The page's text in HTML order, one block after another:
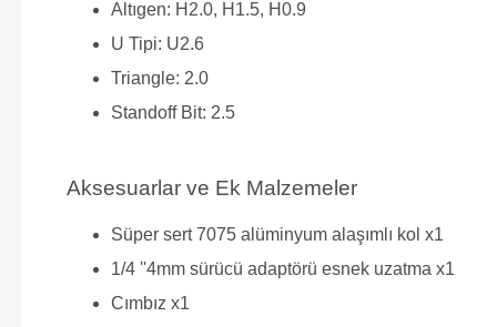
Altıgen: H2.0, H1.5, H0.9
U Tipi: U2.6
Triangle: 2.0
Standoff Bit: 2.5
Aksesuarlar ve Ek Malzemeler
Süper sert 7075 alüminyum alaşımlı kol x1
1/4 ''4mm sürücü adaptörü esnek uzatma x1
Cımbız x1